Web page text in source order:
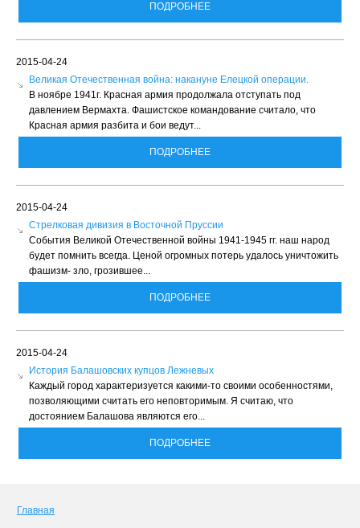
ПОДРОБНЕЕ
2015-04-24
Великая Отечественная война: накануне Елецкой операции.
В ноябре 1941г. Красная армия продолжала отступать под
давлением Вермахта. Фашистское командование считало, что
Красная армия разбита и бои ведут...
ПОДРОБНЕЕ
2015-04-24
Стрелковая дивизия в Восточной Пруссии
События Великой Отечественной войны 1941-1945 гг. наш народ
будет помнить всегда. Ценой огромных потерь удалось уничтожить
фашизм- зло, грозившее...
ПОДРОБНЕЕ
2015-04-24
История Балашовских купцов Лежневых
Каждый город характеризуется какими-то своими особенностями,
позволяющими считать его неповторимым. Я считаю, что
достоянием Балашова являются его...
ПОДРОБНЕЕ
Главная